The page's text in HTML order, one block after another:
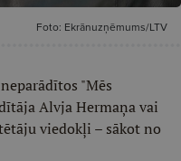
Foto: Ekrānuzņēmums/LTV
"Mēs
Alvja Hermaņa vai
viedokļi – sākot no